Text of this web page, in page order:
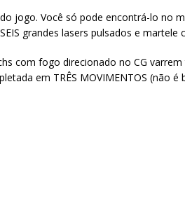
jogo. Você só pode encontrá-lo no
grandes lasers pulsados ​​e martele
com fogo direcionado no CG
em TRÊS MOVIMENTOS (não é